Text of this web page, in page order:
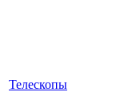
Телескопы